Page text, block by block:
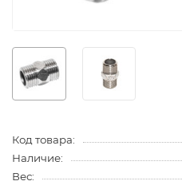
Код товара:
Наличие:
Вес: